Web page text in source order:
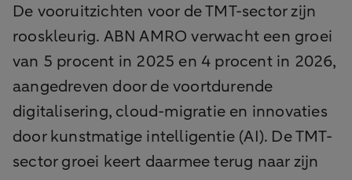
De vooruitzichten voor de TMT-sector zijn
rooskleurig. ABN AMRO verwacht een groei
van 5 procent in 2025 en 4 procent in 2026,
aangedreven door de voortdurende
digitalisering, cloud-migratie en innovaties
door kunstmatige intelligentie (AI). De TMT-
sector groei keert daarmee terug naar zijn